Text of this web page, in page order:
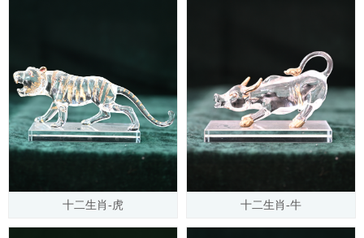
十二生肖-虎 十二生肖-牛